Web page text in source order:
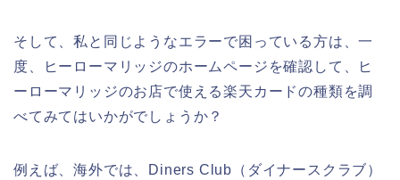
そして、私と同じようなエラーで困っている方は、一
度、ヒーローマリッジのホームページを確認して、ヒ
ーローマリッジのお店で使える楽天カードの種類を調
べてみてはいかがでしょうか？
例えば、海外では、Diners Club（ダイナースクラブ）